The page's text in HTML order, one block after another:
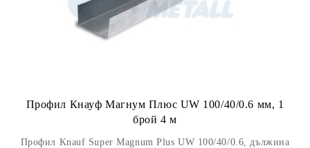
Профил Кнауф Магнум Плюс UW 100/40/0.6 мм, 1
брой 4 м
Профил Knauf Super Magnum Plus UW 100/40/0.6, дължина